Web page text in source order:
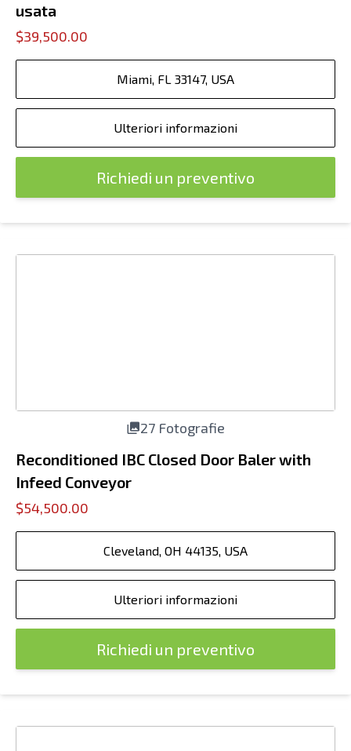
usata
$39,500.00
Miami, FL 33147, USA
Ulteriori informazioni
Richiedi un preventivo
27 Fotografie
Reconditioned IBC Closed Door Baler with
Infeed Conveyor
$54,500.00
Cleveland, OH 44135, USA
Ulteriori informazioni
Richiedi un preventivo